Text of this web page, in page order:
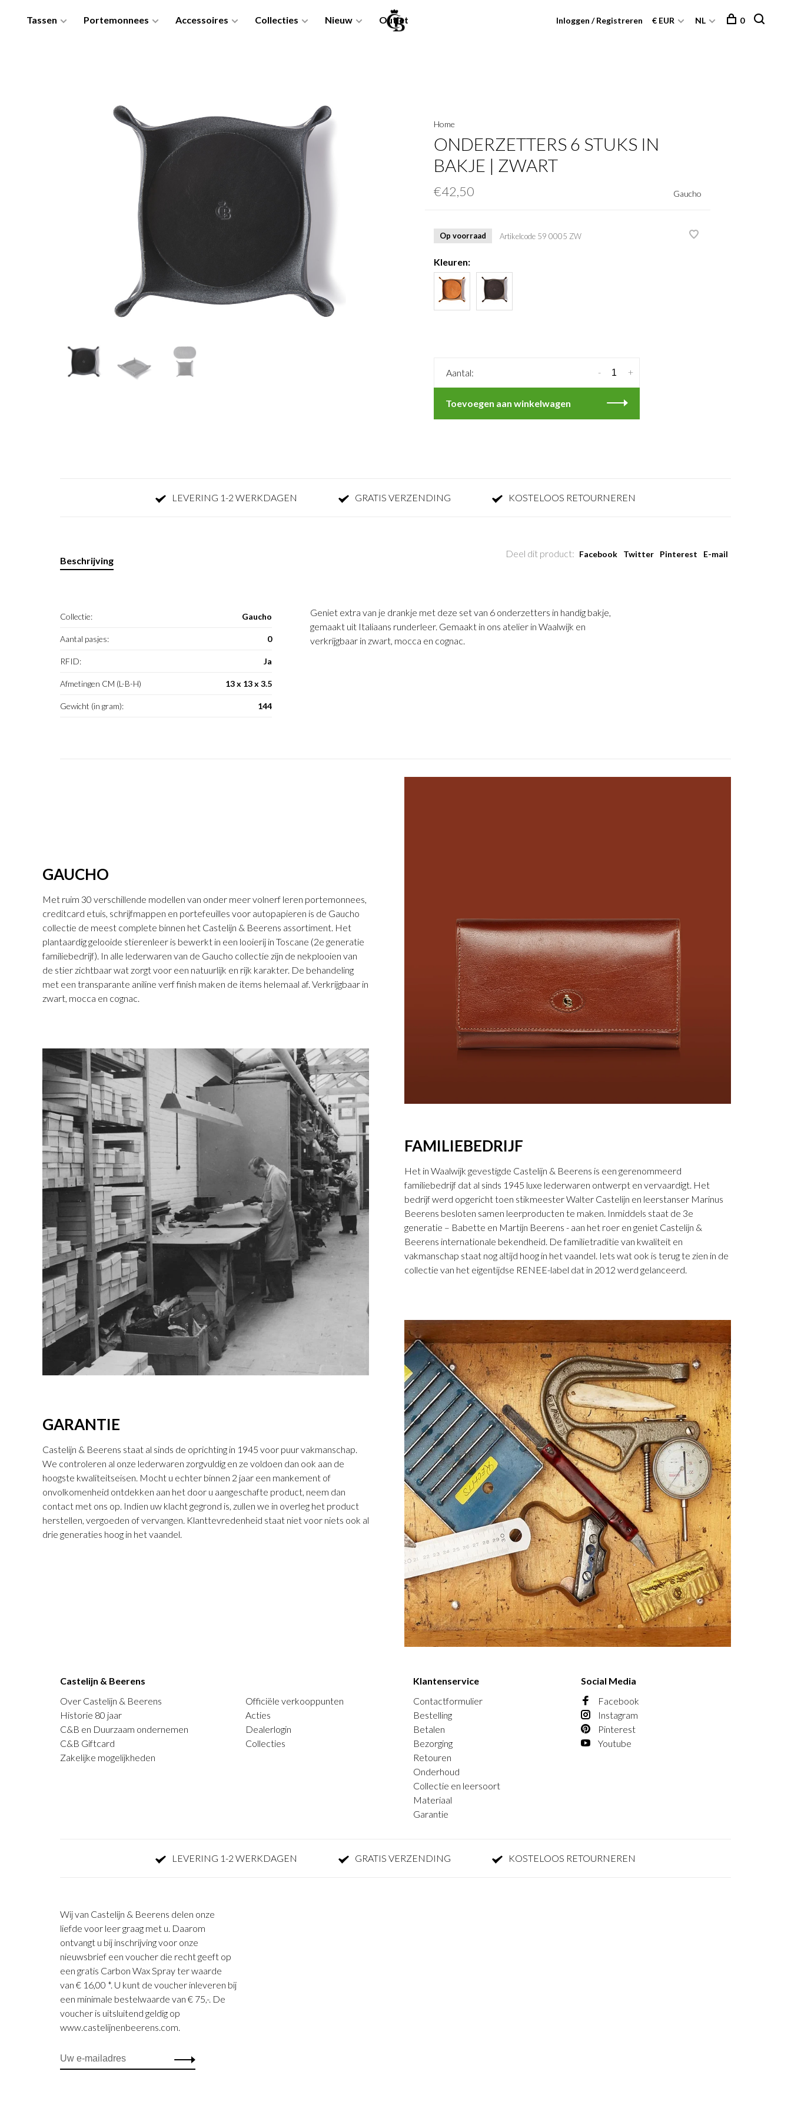
Tassen Portemonnees Accessoires Collecties Nieuw Outlet Inloggen / Registreren € EUR NL 0
Home
ONDERZETTERS 6 STUKS IN
BAKJE | ZWART
€42,50 Gaucho
Op voorraad Artikelcode 59 0005 ZW
Kleuren:
Aantal: +
-
Toevoegen aan winkelwagen
LEVERING 1-2 WERKDAGEN GRATIS VERZENDING KOSTELOOS RETOURNEREN
Deel dit product: Facebook Twitter Pinterest E-mail
Beschrijving
Collectie: Gaucho
Aantal pasjes: 0
RFID: Ja
Afmetingen CM (L-B-H) 13 x 13 x 3.5
Gewicht (in gram): 144
Geniet extra van je drankje met deze set van 6 onderzetters in handig bakje,
gemaakt uit Italiaans runderleer. Gemaakt in ons atelier in Waalwijk en
verkrijgbaar in zwart, mocca en cognac.
GAUCHO
Met ruim 30 verschillende modellen van onder meer volnerf leren portemonnees,
creditcard etuis, schrijfmappen en portefeuilles voor autopapieren is de Gaucho
collectie de meest complete binnen het Castelijn & Beerens assortiment. Het
plantaardig gelooide stierenleer is bewerkt in een looierij in Toscane (2e generatie
familiebedrijf). In alle lederwaren van de Gaucho collectie zijn de nekplooien van
de stier zichtbaar wat zorgt voor een natuurlijk en rijk karakter. De behandeling
met een transparante aniline verf finish maken de items helemaal af. Verkrijgbaar in
zwart, mocca en cognac.
FAMILIEBEDRIJF
Het in Waalwijk gevestigde Castelijn & Beerens is een gerenommeerd
familiebedrijf dat al sinds 1945 luxe lederwaren ontwerpt en vervaardigt. Het
bedrijf werd opgericht toen stikmeester Walter Castelijn en leerstanser Marinus
Beerens besloten samen leerproducten te maken. Inmiddels staat de 3e
generatie – Babette en Martijn Beerens - aan het roer en geniet Castelijn &
Beerens internationale bekendheid. De familietraditie van kwaliteit en
vakmanschap staat nog altijd hoog in het vaandel. Iets wat ook is terug te zien in de
collectie van het eigentijdse RENEE-label dat in 2012 werd gelanceerd.
GARANTIE
Castelijn & Beerens staat al sinds de oprichting in 1945 voor puur vakmanschap.
We controleren al onze lederwaren zorgvuldig en ze voldoen dan ook aan de
hoogste kwaliteitseisen. Mocht u echter binnen 2 jaar een mankement of
onvolkomenheid ontdekken aan het door u aangeschafte product, neem dan
contact met ons op. Indien uw klacht gegrond is, zullen we in overleg het product
herstellen, vergoeden of vervangen. Klanttevredenheid staat niet voor niets ook al
drie generaties hoog in het vaandel.
Castelijn & Beerens
Over Castelijn & Beerens
Historie 80 jaar
C&B en Duurzaam ondernemen
C&B Giftcard
Zakelijke mogelijkheden
Officiële verkooppunten
Acties
Dealerlogin
Collecties
Klantenservice
Contactformulier
Bestelling
Betalen
Bezorging
Retouren
Onderhoud
Collectie en leersoort
Materiaal
Garantie
Social Media
Facebook
Instagram
Pinterest
Youtube
LEVERING 1-2 WERKDAGEN GRATIS VERZENDING KOSTELOOS RETOURNEREN
Wij van Castelijn & Beerens delen onze
liefde voor leer graag met u. Daarom
ontvangt u bij inschrijving voor onze
nieuwsbrief een voucher die recht geeft op
een gratis Carbon Wax Spray ter waarde
van € 16,00 *. U kunt de voucher inleveren bij
een minimale bestelwaarde van € 75,-. De
voucher is uitsluitend geldig op
www.castelijnenbeerens.com.